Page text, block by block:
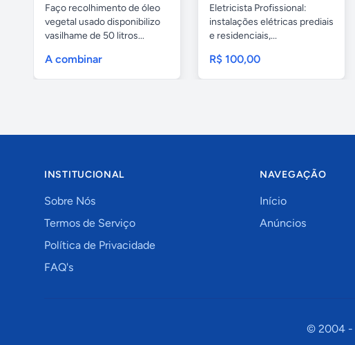
Faço recolhimento de óleo
vegetal usado disponibilizo
vasilhame de 50 litros...
A combinar
Eletricista Profissional:
instalações elétricas prediais
e residenciais,...
R$ 100,00
INSTITUCIONAL
Sobre Nós
Termos de Serviço
Política de Privacidade
FAQ's
NAVEGAÇÃO
Início
Anúncios
© 2004 -